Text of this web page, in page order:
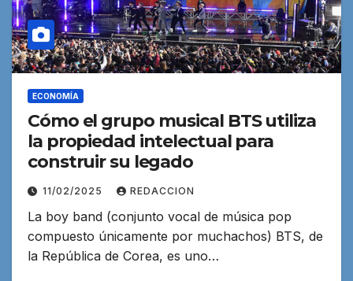
ECONOMÍA
Cómo el grupo musical BTS utiliza
la propiedad intelectual para
construir su legado
11/02/2025 REDACCION
La boy band (conjunto vocal de música pop
compuesto únicamente por muchachos) BTS, de
la República de Corea, es uno…